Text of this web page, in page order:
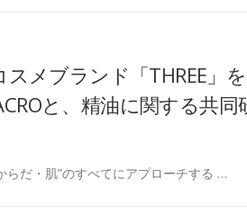
メブランド「THREE」
と、精油に関する共同
らだ・肌”のすべてにアプローチする …